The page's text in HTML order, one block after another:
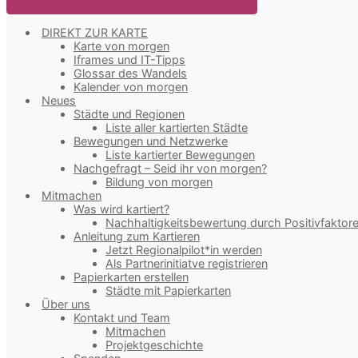
DIREKT ZUR KARTE
Karte von morgen
Iframes und IT-Tipps
Glossar des Wandels
Kalender von morgen
Neues
Städte und Regionen
Liste aller kartierten Städte
Bewegungen und Netzwerke
Liste kartierter Bewegungen
Nachgefragt – Seid ihr von morgen?
Bildung von morgen
Mitmachen
Was wird kartiert?
Nachhaltigkeitsbewertung durch
Anleitung zum Kartieren
Jetzt Regionalpilot*in werden
Als Partnerinitiatve registrieren
Papierkarten erstellen
Städte mit Papierkarten
Über uns
Kontakt und Team
Mitmachen
Projektgeschichte